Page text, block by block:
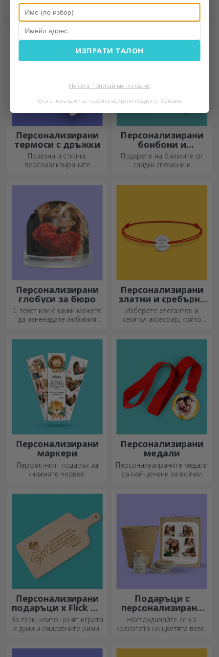
съобщение на бюрото им?
Оставете им скъп спомен с
персонализирани
държатели за съобщения.
е идеалният подарък.
Персонализирани
термоси с дръжки
Полезни и стилни,
персонализираните
сезон.
Персонализирани
бонбони и
сладкиши
Подарете на близките си
сладки спомени и
Персонализирани
глобуси за бюро
С текст или снимки можете
да изненадате любимия
за офиса.
Персонализирани
златни и сребърни
гривни
Изберете елегантен и
семпъл аксесоар, който
отразява личността на
Персонализирани
маркери
Перфектният подарък за
книжните червеи.
Персонализирани
медали
Персонализираните медали
са най-ценени за всички
Персонализирани
подаръци x Flick Mr
Rima
За тези, които ценят играта
с думи и смислените рими.
Подаръци с
персонализирани
комплекти за
засаждане
Наслаждавайте се на
красотата на цветята всеки
ИЗПРАТИ ТАЛОН
Не сега, попитай ме по-късно
Отстъпката важи за персонализирани продукти. Условия